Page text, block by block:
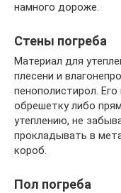
намного дороже.
Стены погреба
Материал для
плесени и
пенополистирол.
обрешетку либо
утеплению, не
прокладывать в
короб.
Пол погреба